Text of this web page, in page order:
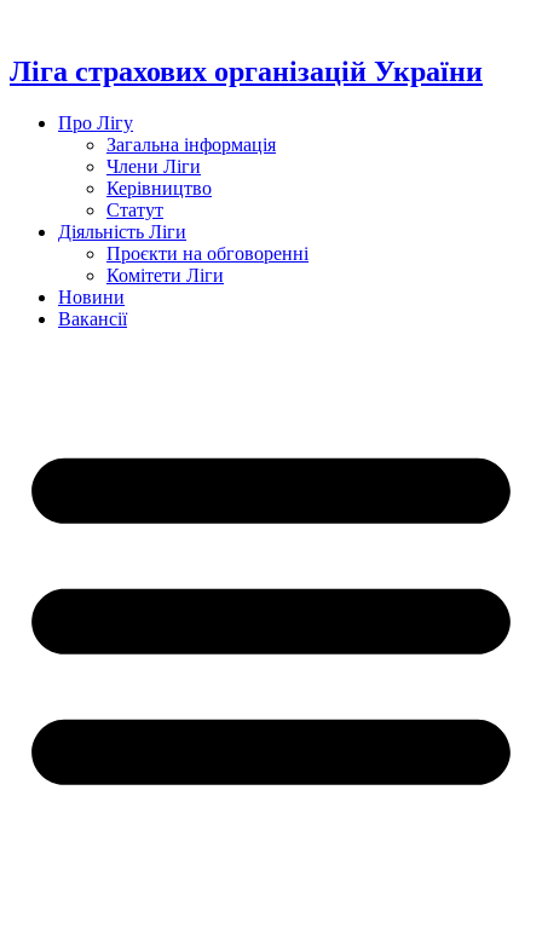
вмісту
Ліга страхових організацій України
Про Лігу
Загальна інформація
Члени Ліги
Керівництво
Статут
Діяльність Ліги
Проєкти на обговоренні
Комітети Ліги
Новини
Вакансії